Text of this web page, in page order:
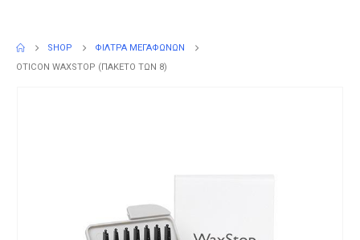
SHOP
ΦΊΛΤΡΑ ΜΕΓΑΦΏΝΩΝ
OTICON WAXSTOP (ΠΑΚΈΤΟ ΤΩΝ 8)